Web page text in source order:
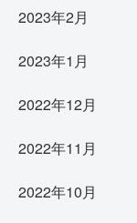
2023年2月
2023年1月
2022年12月
2022年11月
2022年10月